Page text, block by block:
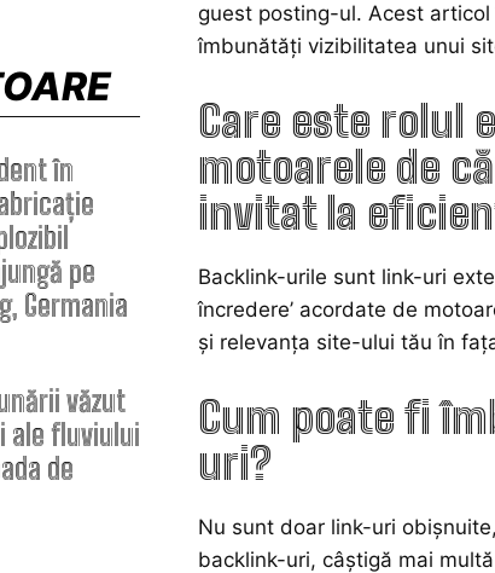
în
pe
Germania
văzut
ale fluviului
de
guest posting-ul. Acest
îmbunătăți vizibilitatea unui
Care este rolul
motoarele de
invitat la
Backlink-urile sunt link-uri
încredere’ acordate de
și relevanța site-ului tău în
Cum poate fi
uri?
Nu sunt doar link-uri
backlink-uri, câștigă mai